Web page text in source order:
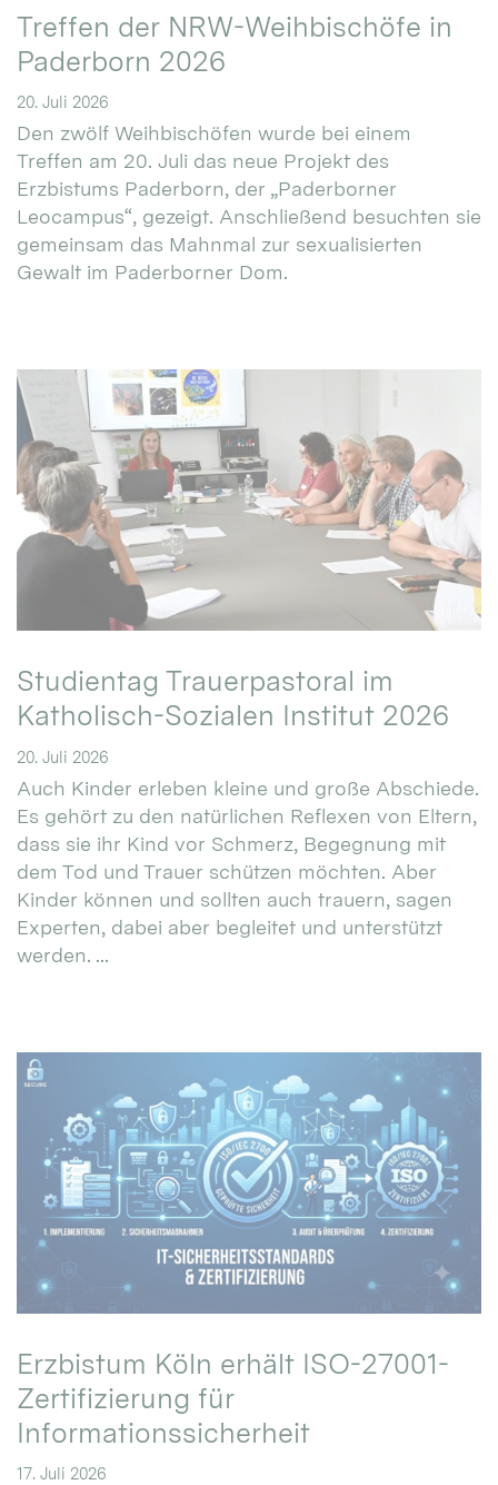
Treffen der NRW-Weihbischöfe in
Paderborn 2026
20. Juli 2026
Den zwölf Weihbischöfen wurde bei einem
Treffen am 20. Juli das neue Projekt des
Erzbistums Paderborn, der „Paderborner
Leocampus“, gezeigt. Anschließend besuchten sie
gemeinsam das Mahnmal zur sexualisierten
Gewalt im Paderborner Dom.
Studientag Trauerpastoral im
Katholisch-Sozialen Institut 2026
20. Juli 2026
Auch Kinder erleben kleine und große Abschiede.
Es gehört zu den natürlichen Reflexen von Eltern,
dass sie ihr Kind vor Schmerz, Begegnung mit
dem Tod und Trauer schützen möchten. Aber
Kinder können und sollten auch trauern, sagen
Experten, dabei aber begleitet und unterstützt
werden. ...
Erzbistum Köln erhält ISO-27001-
Zertifizierung für
Informationssicherheit
17. Juli 2026